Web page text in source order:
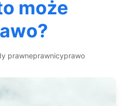
może
prawneprawnicyprawo